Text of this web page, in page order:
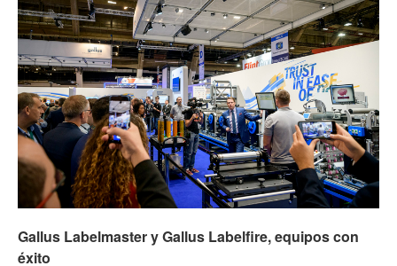
Gallus Labelmaster y Gallus Labelfire, equipos con
éxito